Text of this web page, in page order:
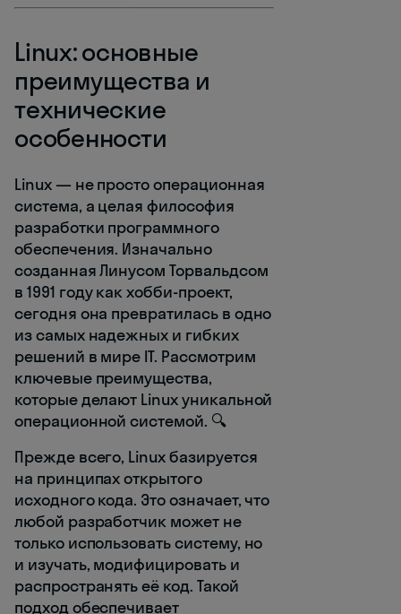
Linux: основные
преимущества и
технические
особенности
Linux — не просто операционная
система, а целая философия
разработки программного
обеспечения. Изначально
созданная Линусом Торвальдсом
в 1991 году как хобби-проект,
сегодня она превратилась в одно
из самых надежных и гибких
решений в мире IT. Рассмотрим
ключевые преимущества,
которые делают Linux уникальной
операционной системой. 🔍
Прежде всего, Linux базируется
на принципах открытого
исходного кода. Это означает, что
любой разработчик может не
только использовать систему, но
и изучать, модифицировать и
распространять её код. Такой
подход обеспечивает